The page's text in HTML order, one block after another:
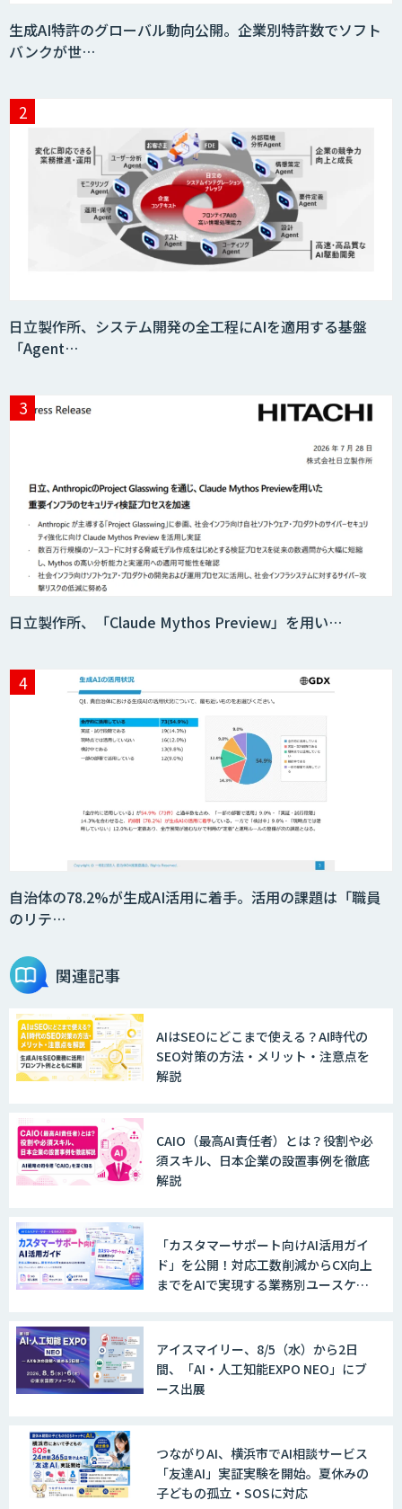
生成AI特許のグローバル動向公開。企業別特許数でソフト
バンクが世…
日立製作所、システム開発の全工程にAIを適用する基盤
「Agent…
日立製作所、「Claude Mythos Preview」を用い…
自治体の78.2%が生成AI活用に着手。活用の課題は「職員
のリテ…
関連記事
AIはSEOにどこまで使える？AI時代の
SEO対策の方法・メリット・注意点を
解説
CAIO（最高AI責任者）とは？役割や必
須スキル、日本企業の設置事例を徹底
解説
「カスタマーサポート向けAI活用ガイ
ド」を公開！対応工数削減からCX向上
までをAIで実現する業務別ユースケー
アイスマイリー、8/5（水）から2日
間、「AI・人工知能EXPO NEO」にブ
ース出展
つながりAI、横浜市でAI相談サービス
「友達AI」実証実験を開始。夏休みの
子どもの孤立・SOSに対応